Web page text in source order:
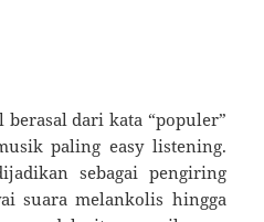
berasal dari kata “populer”
paling easy listening.
sebagai pengiring
suara melankolis hingga